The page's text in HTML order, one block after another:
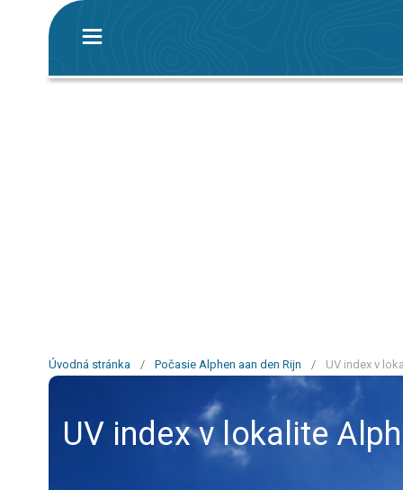
Úvodná stránka / Počasie Alphen aan den Rijn / UV index v
UV index v lokalite